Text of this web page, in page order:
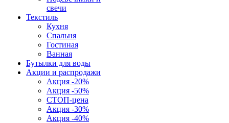
свечи
Текстиль
Кухня
Спальня
Гостиная
Ванная
Бутылки для воды
Акции и распродажи
Акция -20%
Акция -50%
СТОП-цена
Акция -30%
Акция -40%